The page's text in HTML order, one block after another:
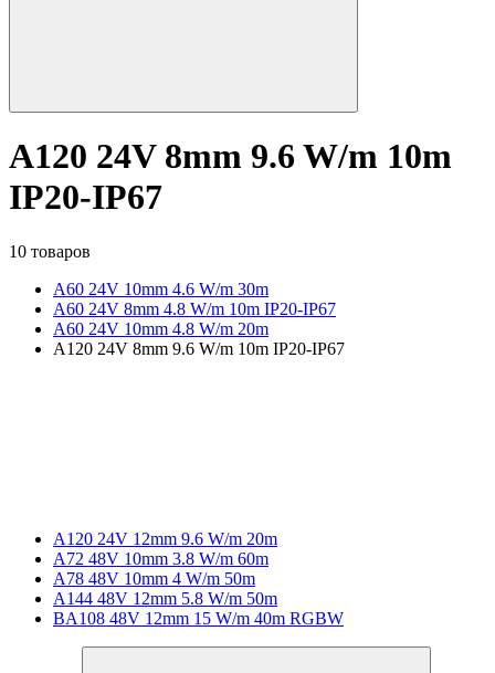
A120 24V 8mm 9.6 W/m 10m
IP20-IP67
10 товаров
A60 24V 10mm 4.6 W/m 30m
A60 24V 8mm 4.8 W/m 10m IP20-IP67
A60 24V 10mm 4.8 W/m 20m
A120 24V 8mm 9.6 W/m 10m IP20-IP67
A120 24V 12mm 9.6 W/m 20m
A72 48V 10mm 3.8 W/m 60m
A78 48V 10mm 4 W/m 50m
A144 48V 12mm 5.8 W/m 50m
BA108 48V 12mm 15 W/m 40m RGBW